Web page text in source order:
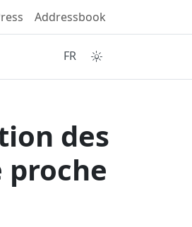
Addressbook
FR
des